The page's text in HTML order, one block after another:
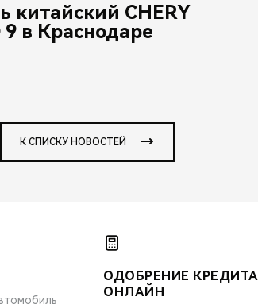
китайский CHERY
9 в Краснодаре
К СПИСКУ НОВОСТЕЙ
ОДОБРЕНИЕ КРЕДИТА
ОНЛАЙН